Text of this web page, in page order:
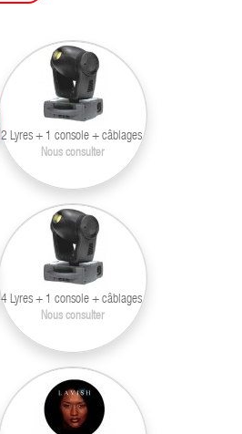
2 Lyres + 1 console + câblages
Nous consulter
4 Lyres + 1 console + câblages
Nous consulter